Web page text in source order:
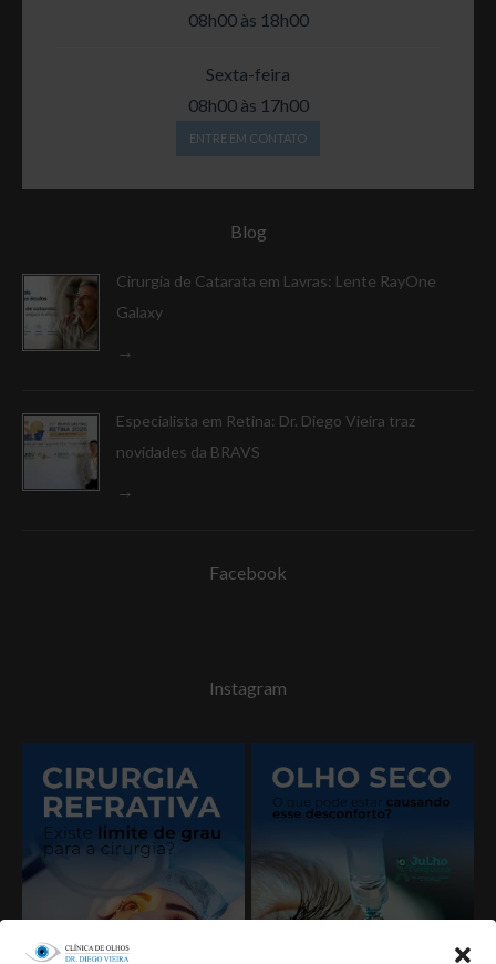
08h00 às 18h00
Sexta-feira
08h00 às 17h00
ENTRE EM CONTATO
Blog
Cirurgia de Catarata em Lavras: Lente RayOne
Galaxy
Especialista em Retina: Dr. Diego Vieira traz
novidades da BRAVS
Facebook
Instagram